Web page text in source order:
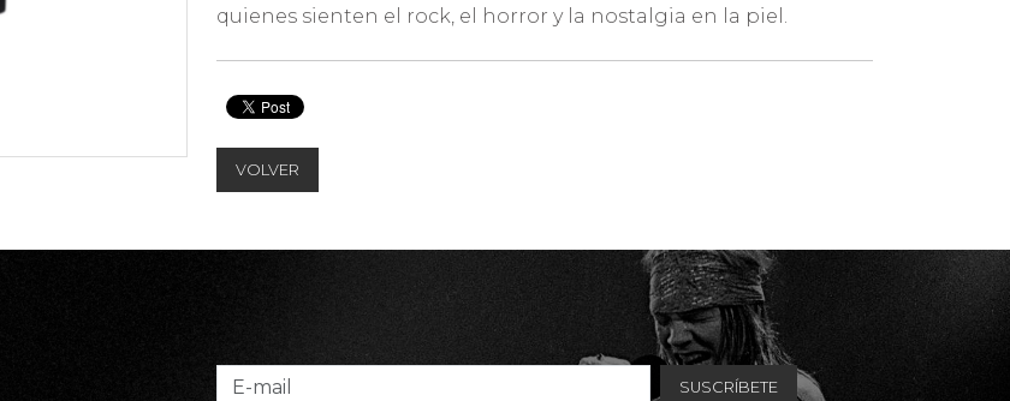
quienes sienten el rock, el horror y la nostalgia en la piel.
VOLVER